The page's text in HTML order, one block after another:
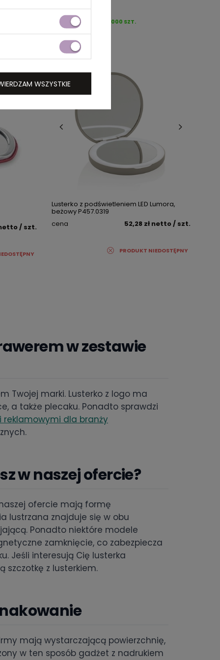
DOSTĘPNOŚĆ: 14000 SZT.
/ szt.
Lusterko z podświetleniem LED Lumora,
beżowy P457.0319
cena
52,28 złnetto/ szt.
PRODUKT NIEDOSTĘPNY
w zestawie
Twojej marki. Lusterko z logo ma
a także plecaku. Ponadto sprawdzi
dla branży
w naszej ofercie?
ofercie mają formę
lustrzana znajduje się w obu
Ponadto niektóre modele
zamknięcie, co zabezpiecza
Jeśli interesują Cię lusterka
szczotkę z lusterkiem.
mają wystarczającą powierzchnię,
w ten sposób gadżet z nadrukiem
WSZYSTKIE